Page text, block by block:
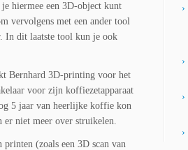
hiermee een 3D-object kunt
vervolgens met een ander tool
In dit laatste tool kun je ook
Bernhard 3D-printing voor het
voor zijn koffiezetapparaat
5 jaar van heerlijke koffie kon
er niet meer over struikelen.
(zoals een 3D scan van